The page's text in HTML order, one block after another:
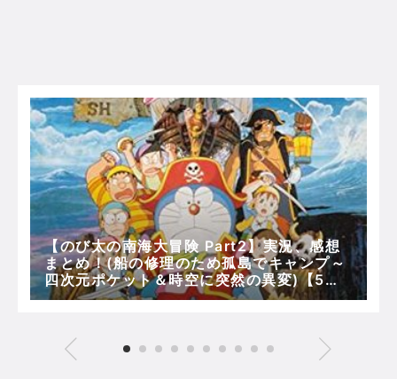
【のび太の南海大冒険 Part2】実況、感想
まとめ！(船の修理のため孤島でキャンプ～
四次元ポケット＆時空に突然の異変)【5分
で映画ドラえもん】